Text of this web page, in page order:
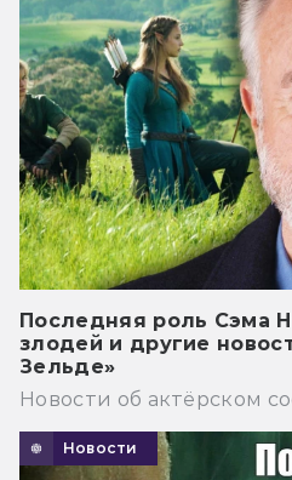
Последняя роль Сэма
злодей и другие
Зельде»
Новости об актёрском
Новости